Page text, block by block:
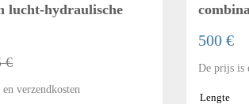
lucht-hydraulische
€
verzendkosten
500 €
De prijs is
Lengte